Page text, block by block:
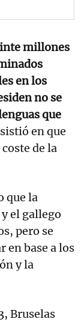
millones
en los
no se
que
en que
de la
que la
el gallego
pero se
en base a los
y la
Bruselas